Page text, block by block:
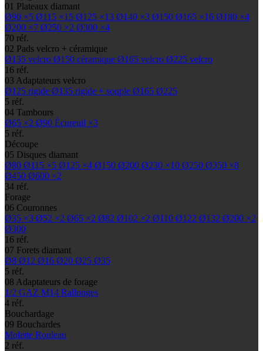
01 Plateaux diamant
Ø90 ×5 Ø115 ×15 Ø125 ×13 Ø140 ×3 Ø150 Ø165 ×16 Ø180 ×4
Ø200 ×7 Ø250 ×2 Ø300 ×4
70 réf.
02 Pads velcro + céramique
Ø135 velcro Ø150 céramique Ø165 velcro Ø225 velcro
16 réf.
03 Adaptateurs velcro
Ø125 rigide Ø135 rigide + souple Ø165 Ø225
5 réf.
04 Tambours
Ø65 ×2 Ø90 Écureuil ×3
5 réf.
Découpe
05 Disques diamant
Ø80 Ø115 ×5 Ø125 ×4 Ø150 Ø200 Ø230 ×10 Ø250 Ø350 ×8
Ø450 Ø600 ×2
34 réf.
Forage
06 Couronnes
Ø35 ×3 Ø52 ×2 Ø65 ×2 Ø82 Ø102 ×2 Ø110 Ø122 Ø132 Ø200 ×2
Ø300
16 réf.
07 Forets diamant
Ø8 Ø12 Ø16 Ø20 Ø25 Ø35
5 réf.
08 Adaptateurs de forage
1/2 GAZ M14 Rallonges
4 réf.
Bouchardage
09 Bouchardes
Molette Rouleau
2 réf.